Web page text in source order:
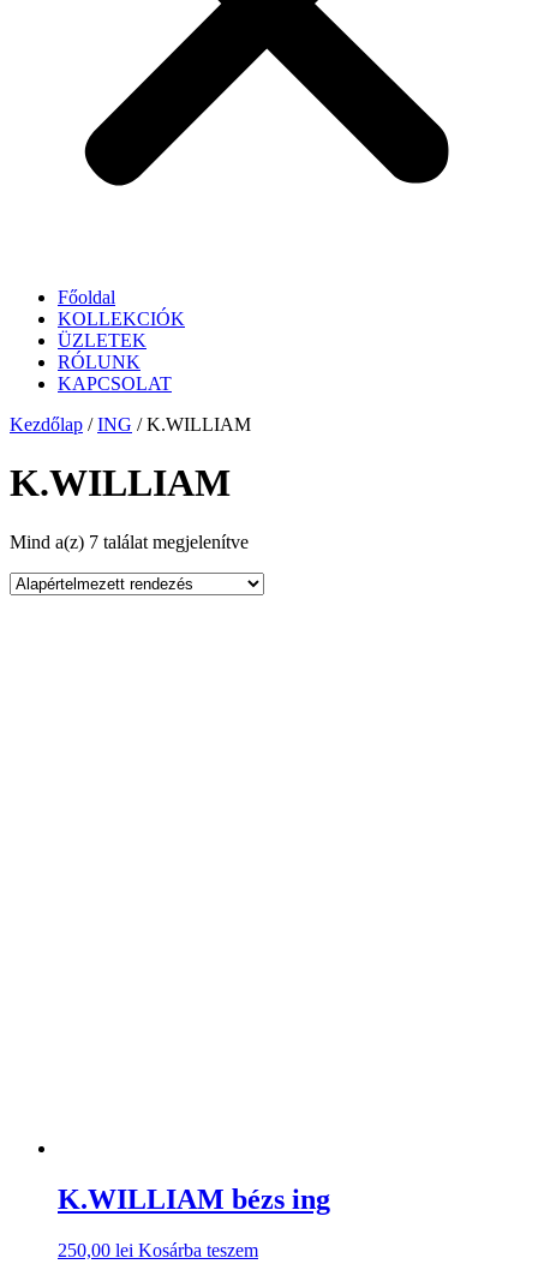
Főoldal
KOLLEKCIÓK
ÜZLETEK
RÓLUNK
KAPCSOLAT
Kezdőlap /ING / K.WILLIAM
K.WILLIAM
Mind a(z) 7 találat megjelenítve
K.WILLIAM bézs ing
250,00 lei Kosárba teszem